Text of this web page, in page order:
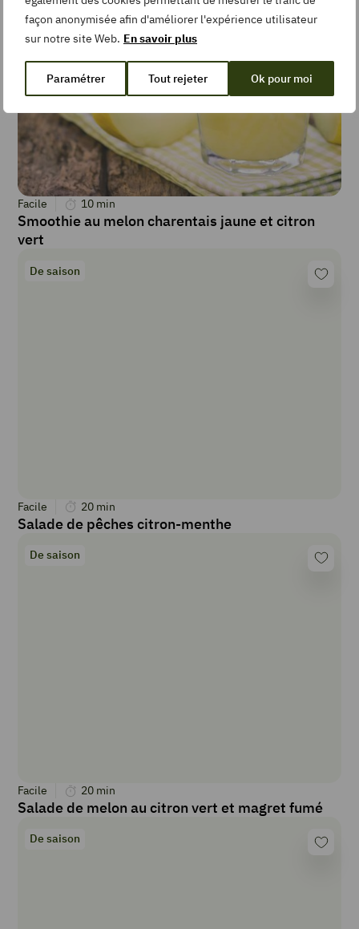
façon anonymisée afin d'améliorer l'expérience utilisateur
sur notre site Web. En savoir plus
Paramétrer Tout rejeter Ok pour moi
Facile 10 min
Smoothie au melon charentais jaune et citron
vert
De saison
Facile 20 min
Salade de pêches citron-menthe
De saison
Facile 20 min
Salade de melon au citron vert et magret fumé
De saison